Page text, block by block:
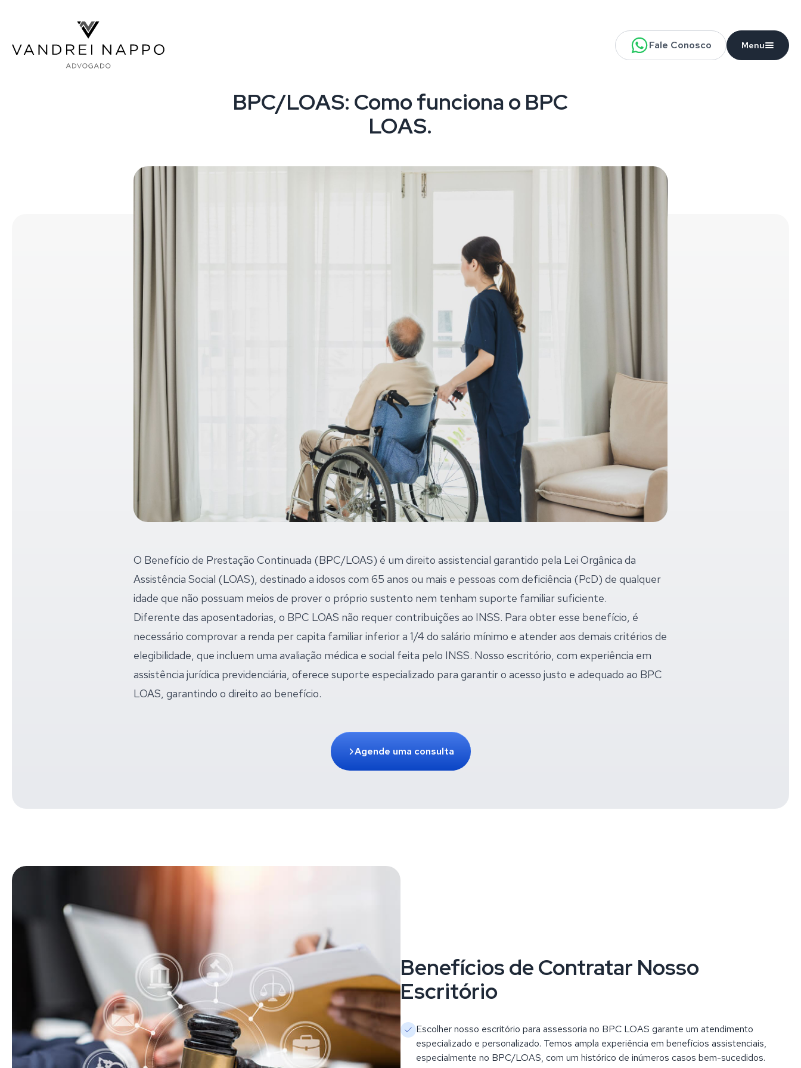
Vandrei Nappo - Advogado
Fale Conosco
Menu
BPC/LOAS: Como funciona o BPC
LOAS.
O Benefício de Prestação Continuada (BPC/LOAS) é um direito assistencial garantido pela Lei Orgânica da
Assistência Social (LOAS), destinado a idosos com 65 anos ou mais e pessoas com deficiência (PcD) de qualquer
idade que não possuam meios de prover o próprio sustento nem tenham suporte familiar suficiente.
Diferente das aposentadorias, o BPC LOAS não requer contribuições ao INSS. Para obter esse benefício, é
necessário comprovar a renda per capita familiar inferior a 1/4 do salário mínimo e atender aos demais critérios de
elegibilidade, que incluem uma avaliação médica e social feita pelo INSS. Nosso escritório, com experiência em
assistência jurídica previdenciária, oferece suporte especializado para garantir o acesso justo e adequado ao BPC
LOAS, garantindo o direito ao benefício.
Agende uma consulta
Benefícios de Contratar Nosso
Escritório
Escolher nosso escritório para assessoria no BPC LOAS garante um atendimento
especializado e personalizado. Temos ampla experiência em benefícios assistenciais,
especialmente no BPC/LOAS, com um histórico de inúmeros casos bem-sucedidos.